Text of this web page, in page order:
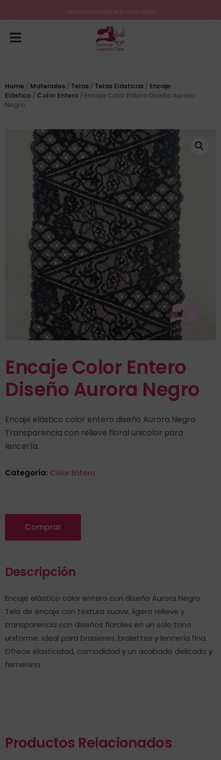
Lleva tu costura a otro nivel
Home / Materiales / Telas / Telas Elásticas / Encaje
Elástico / Color Entero / Encaje Color Entero Diseño Aurora
Negro
Encaje Color Entero
Diseño Aurora Negro
Encaje elástico color entero diseño Aurora Negro.
Transparencia con relieve floral unicolor para
lencería.
Categoría: Color Entero
Comprar
Descripción
Encaje elástico color entero con diseño Aurora Negro.
Tela de encaje con textura suave, ligero relieve y
transparencia con diseños florales en un solo tono
uniforme. Ideal para brasieres, bralettes y lencería fina.
Ofrece elasticidad, comodidad y un acabado delicado y
femenino.
Productos Relacionados